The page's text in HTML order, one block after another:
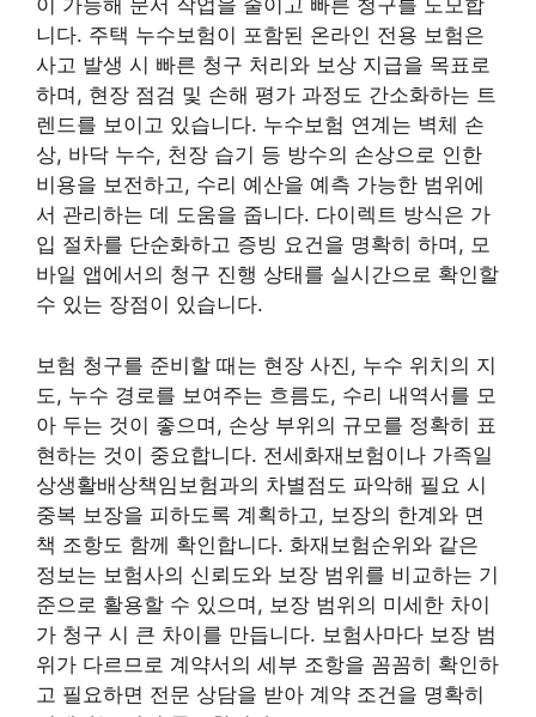
이 가능해 문서 작업을 줄이고 빠른 청구를 도모합
니다. 주택 누수보험이 포함된 온라인 전용 보험은
사고 발생 시 빠른 청구 처리와 보상 지급을 목표로
하며, 현장 점검 및 손해 평가 과정도 간소화하는 트
렌드를 보이고 있습니다. 누수보험 연계는 벽체 손
상, 바닥 누수, 천장 습기 등 방수의 손상으로 인한
비용을 보전하고, 수리 예산을 예측 가능한 범위에
서 관리하는 데 도움을 줍니다. 다이렉트 방식은 가
입 절차를 단순화하고 증빙 요건을 명확히 하며, 모
바일 앱에서의 청구 진행 상태를 실시간으로 확인할
수 있는 장점이 있습니다.
보험 청구를 준비할 때는 현장 사진, 누수 위치의 지
도, 누수 경로를 보여주는 흐름도, 수리 내역서를 모
아 두는 것이 좋으며, 손상 부위의 규모를 정확히 표
현하는 것이 중요합니다. 전세화재보험이나 가족일
상생활배상책임보험과의 차별점도 파악해 필요 시
중복 보장을 피하도록 계획하고, 보장의 한계와 면
책 조항도 함께 확인합니다. 화재보험순위와 같은
정보는 보험사의 신뢰도와 보장 범위를 비교하는 기
준으로 활용할 수 있으며, 보장 범위의 미세한 차이
가 청구 시 큰 차이를 만듭니다. 보험사마다 보장 범
위가 다르므로 계약서의 세부 조항을 꼼꼼히 확인하
고 필요하면 전문 상담을 받아 계약 조건을 명확히